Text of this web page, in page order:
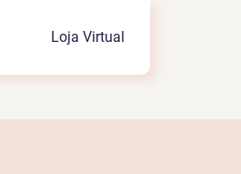
Loja Virtual